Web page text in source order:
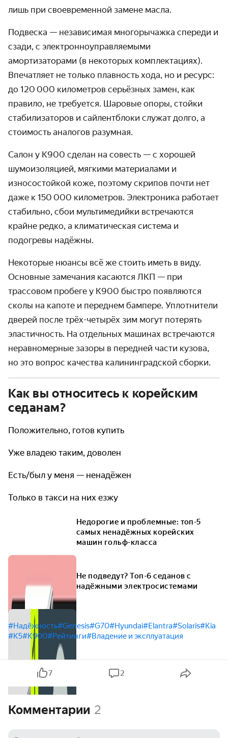
лишь при своевременной замене масла.
Подвеска — независимая многорычажка спереди и
сзади, с электронноуправляемыми
амортизаторами (в некоторых комплектациях).
Впечатляет не только плавность хода, но и ресурс:
до 120 000 километров серьёзных замен, как
правило, не требуется. Шаровые опоры, стойки
стабилизаторов и сайлентблоки служат долго, а
стоимость аналогов разумная.
Салон у K900 сделан на совесть — с хорошей
шумоизоляцией, мягкими материалами и
износостойкой коже, поэтому скрипов почти нет
даже к 150 000 километров. Электроника работает
стабильно, сбои мультимедийки встречаются
крайне редко, а климатическая система и
подогревы надёжны.
Некоторые нюансы всё же стоить иметь в виду.
Основные замечания касаются ЛКП — при
трассовом пробеге у К900 быстро появляются
сколы на капоте и переднем бампере. Уплотнители
дверей после трёх-четырёх зим могут потерять
эластичность. На отдельных машинах встречаются
неравномерные зазоры в передней части кузова,
но это вопрос качества калининградской сборки.
Как вы относитесь к корейским
седанам?
Положительно, готов купить
Уже владею таким, доволен
Есть/был у меня — ненадёжен
Только в такси на них езжу
Недорогие и проблемные: топ-5
самых ненадёжных корейских
машин гольф-класса
Не подведут? Топ-6 седанов с
надёжными электросистемами
#Надёжность#Genesis#G70#Hyundai#Elantra#Solaris#Kia
#K5#K900#Рейтинги#Владение и эксплуатация
7 2
Комментарии 2